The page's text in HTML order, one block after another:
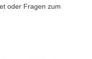
oder Fragen zum